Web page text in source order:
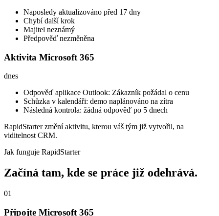
Naposledy aktualizováno před 17 dny
Chybí další krok
Majitel neznámý
Předpověď nezměněna
Aktivita Microsoft 365
dnes
Odpověď aplikace Outlook: Zákazník požádal o cenu
Schůzka v kalendáři: demo naplánováno na zítra
Následná kontrola: žádná odpověď po 5 dnech
RapidStarter změní aktivitu, kterou váš tým již vytvořil, na
viditelnost CRM.
Jak funguje RapidStarter
Začíná tam, kde se práce již odehrává.
01
Připojte Microsoft 365